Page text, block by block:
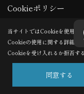
セミナーvol1 東京
2020/02/06 LIXIL様主
2020/02/06 LIXIL様主
成果を上げるための
2020/02/05 LIXIL様主
スター会 神奈川
Cookieポリシー
当サイトではCookieを使用し
Cookieの使用に関する詳細は
Cookieを受け入れるか拒否す
同意する